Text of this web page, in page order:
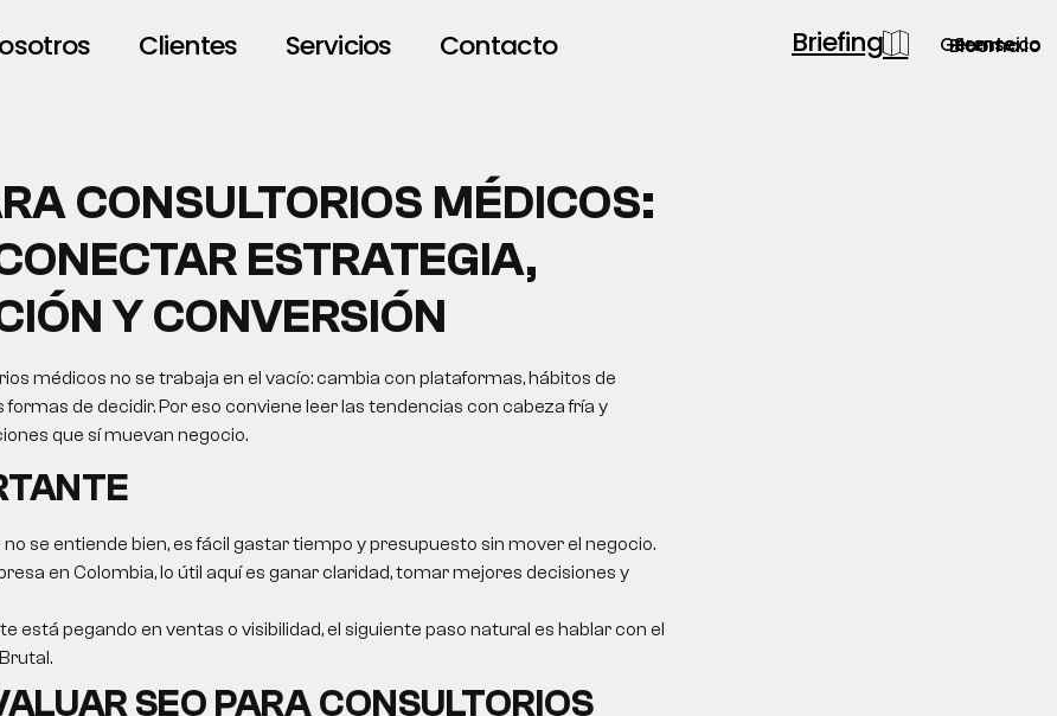
Clientes Servicios Contacto Briefing Blooma.io
Semsei.io
Gerente.co
CONSULTORIOS MÉDICOS:
ESTRATEGIA,
Y CONVERSIÓN
médicos no se trabaja en el vacío: cambia con plataformas, hábitos de
formas de decidir. Por eso conviene leer las tendencias con cabeza fría y
que sí muevan negocio.
se entiende bien, es fácil gastar tiempo y presupuesto sin mover el negocio.
en Colombia, lo útil aquí es ganar claridad, tomar mejores decisiones y
está pegando en ventas o visibilidad, el siguiente paso natural es hablar con el
SEO PARA CONSULTORIOS